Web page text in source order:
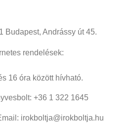
Budapest, Andrássy út 45.
rendelések:
16 óra között hívható.
+36 1 322 1645
irokboltja@irokboltja.hu